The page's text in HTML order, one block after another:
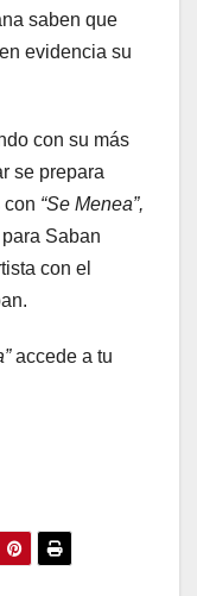
saben que
evidencia su
con su más
se prepara
con “Se Menea”,
Saban
con el
accede a tu